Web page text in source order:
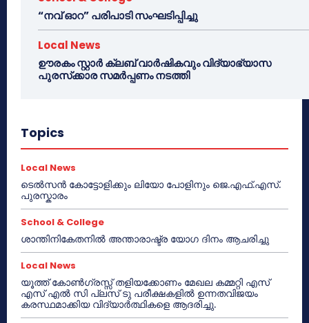
“നവ് ഓറ” പരിപാടി സംഘടിപ്പിച്ചു
Local News
ഊരകം സ്റ്റാർ ക്ലബ് വാർഷികവും വിദ്യാഭ്യാസ
പുരസ്‌ക്കാര സമർപ്പണം നടത്തി
Topics
Local News
ടെൽസൻ കോട്ടോളിക്കും ലിയോ പോളിനും ജെ.എഫ്.എസ്.
പുരസ്കാരം
School & College
ശാന്തിനികേതനിൽ അന്താരാഷ്ട്ര യോഗ ദിനം ആചരിച്ചു
Local News
യൂത്ത് കോൺഗ്രസ്സ് തളിയക്കോണം മേഖല കമ്മറ്റി എസ്
എസ് എൽ സി പ്ലസ് ടു പരീക്ഷകളിൽ ഉന്നതവിജയം
കരസ്ഥമാക്കിയ വിദ്യാർത്ഥികളെ ആദരിച്ചു.